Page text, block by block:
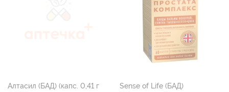
Алтасил (БАД) (капс. 0,41 г
Sense of Life (БАД)